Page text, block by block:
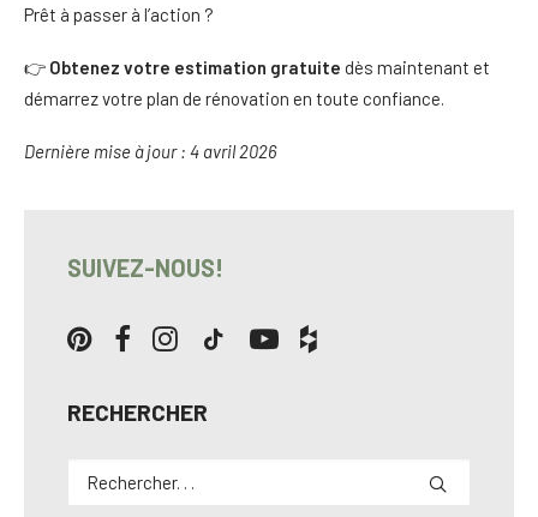
Prêt à passer à l’action ?
👉 Obtenez votre estimation gratuite dès maintenant et
démarrez votre plan de rénovation en toute confiance.
Dernière mise à jour : 4 avril 2026
SUIVEZ-NOUS!
RECHERCHER